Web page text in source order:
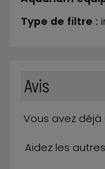
Type de filtre :
Avis
Vous avez
Aidez les